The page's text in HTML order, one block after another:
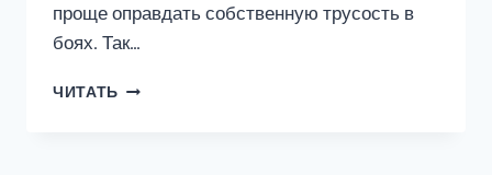
проще оправдать собственную трусость в
боях. Так…
ЧИТАТЬ НЕВИДИМЫЙ